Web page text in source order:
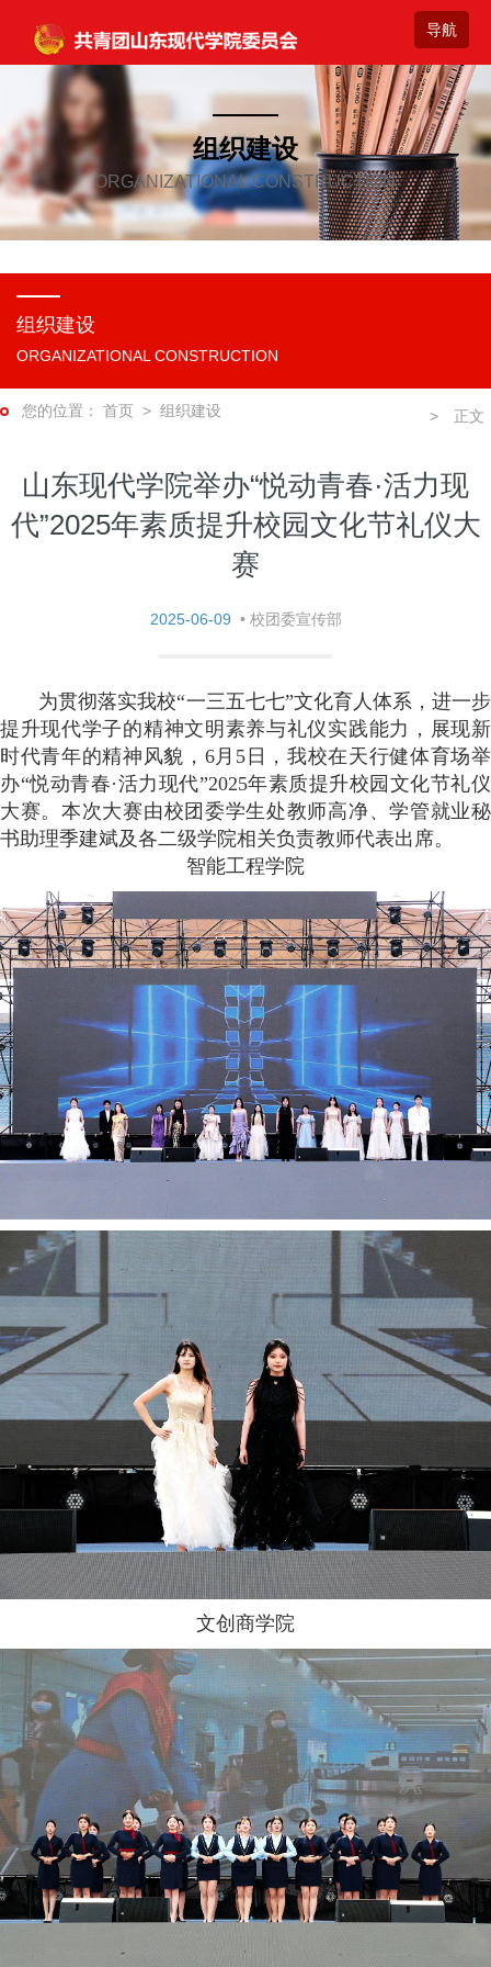
组织建设
ORGANIZATIONAL CONSTRUCTION
组织建设
ORGANIZATIONAL CONSTRUCTION
首页 > 组织建设
山东现代学院举办“悦动青春·活力现
代”2025年素质提升校园文化节礼仪大
赛
2025-06-09 • 校团委宣传部
为贯彻落实我校“一三五七七”文化育人体系，进一步
提升现代学子的精神文明素养与礼仪实践能力，展现新
时代青年的精神风貌，6月5日，我校在天行健体育场举
办“悦动青春·活力现代”2025年素质提升校园文化节礼仪
大赛。本次大赛由校团委学生处教师高净、学管就业秘
书助理季建斌及各二级学院相关负责教师代表出席。
智能工程学院
文创商学院